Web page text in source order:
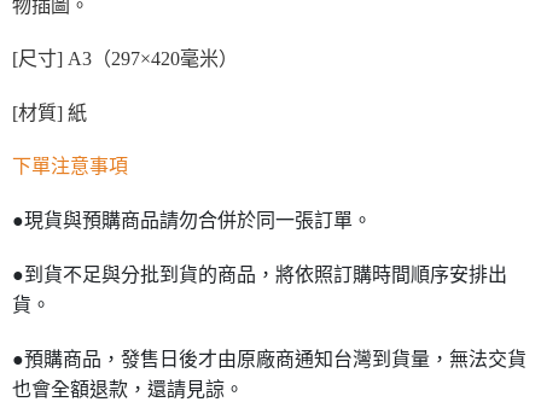
物插圖。
[尺寸] A3（297×420毫米）
[材質] 紙
下單注意事項
●現貨與預購商品請勿合併於同一張訂單。
●到貨不足與分批到貨的商品，將依照訂購時間順序安排出
貨。
●預購商品，發售日後才由原廠商通知台灣到貨量，無法交貨
也會全額退款，還請見諒。